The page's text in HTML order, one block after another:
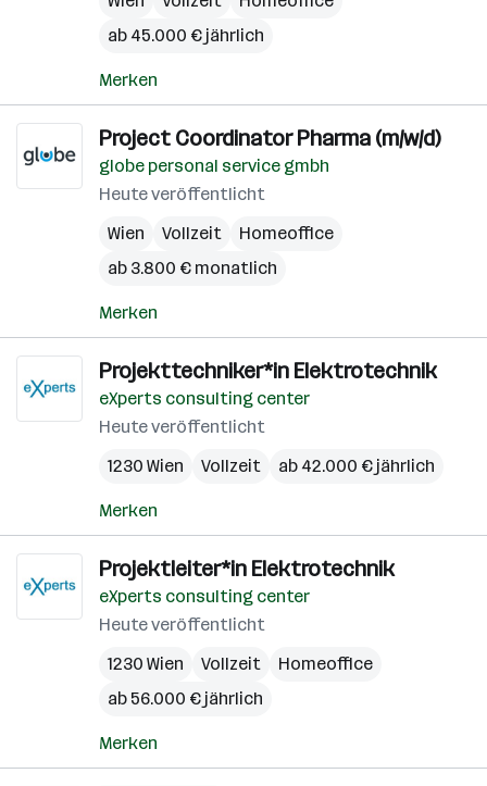
ab 45.000 € jährlich
Merken
Project Coordinator Pharma (m/w/d)
globe personal service gmbh
Heute veröffentlicht
Wien
Vollzeit
Homeoffice
ab 3.800 € monatlich
Merken
Projekttechniker*in Elektrotechnik
eXperts consulting center
Heute veröffentlicht
1230 Wien
Vollzeit ab 42.000 € jährlich
Merken
Projektleiter*in Elektrotechnik
eXperts consulting center
Heute veröffentlicht
1230 Wien
Vollzeit
Homeoffice
ab 56.000 € jährlich
Merken